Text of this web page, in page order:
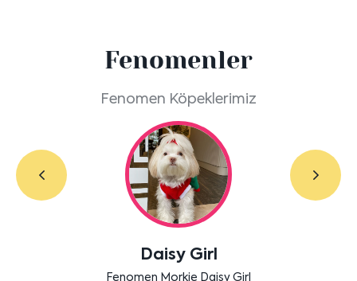
Fenomenler
Fenomen Köpeklerimiz
Daisy Girl
Fenomen Morkie Daisy Girl